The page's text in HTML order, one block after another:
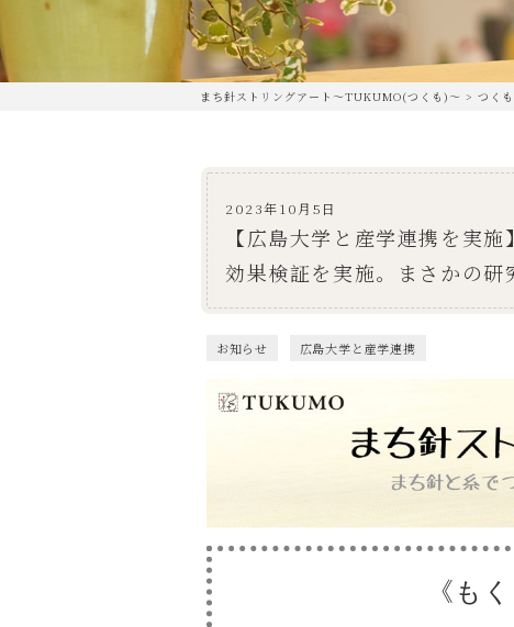
まち針ストリングアート〜TUKUMO(つくも)〜 > つく
2023年10月5日
【広島大学と産学連携を実
効果検証を実施。まさかの研
お知らせ 広島大学と産学連携
《もく